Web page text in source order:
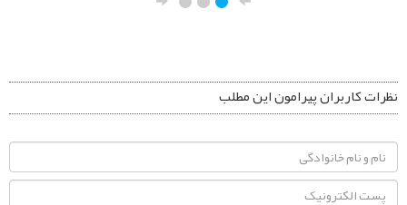
نظرات کاربران پیرامون این مطلب